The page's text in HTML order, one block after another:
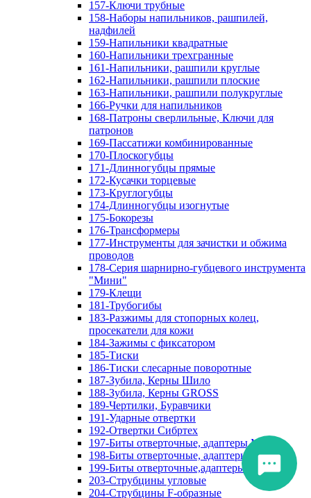
157-Ключи трубные
158-Наборы напильников, рашпилей,
надфилей
159-Напильники квадратные
160-Напильники трехгранные
161-Напильники, рашпили круглые
162-Напильники, рашпили плоские
163-Напильники, рашпили полукруглые
166-Ручки для напильников
168-Патроны сверлильные, Ключи для
патронов
169-Пассатижи комбинированные
170-Плоскогубцы
171-Длинногубцы прямые
172-Кусачки торцевые
173-Круглогубцы
174-Длинногубцы изогнутые
175-Бокорезы
176-Трансформеры
177-Инструменты для зачистки и обжима
проводов
178-Серия шарнирно-губцевого инструмента
"Мини"
179-Клещи
181-Трубогибы
183-Разжимы для стопорных колец,
просекатели для кожи
184-Зажимы с фиксатором
185-Тиски
186-Тиски слесарные поворотные
187-Зубила, Керны Шило
188-Зубила, Керны GROSS
189-Чертилки, Буравчики
191-Ударные отвертки
192-Отвертки Сибртех
197-Биты отверточные, адаптеры Matrix
198-Биты отверточные, адаптеры Прочие
199-Биты отверточные,адаптеры Сибртех
203-Струбцины угловые
204-Струбцины F-образные